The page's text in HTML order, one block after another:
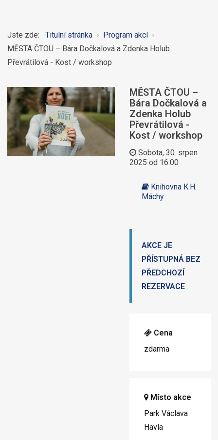
Jste zde: Titulní stránka
Program akcí
MĚSTA ČTOU – Bára Dočkalová a Zdenka Holub
Převrátilová - Kost / workshop
MĚSTA ČTOU –
Bára Dočkalová a
Zdenka Holub
Převrátilová -
Kost / workshop
Sobota, 30. srpen
2025 od 16:00
Knihovna K.H.
Máchy
AKCE JE
PŘÍSTUPNÁ BEZ
PŘEDCHOZÍ
REZERVACE
Cena
zdarma
Místo akce
Park Václava
Havla